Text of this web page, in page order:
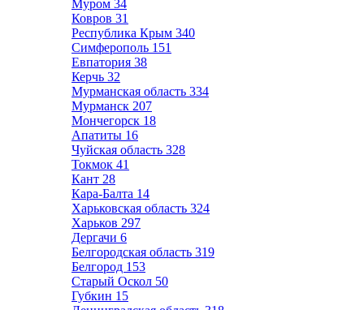
Муром 34
Ковров 31
Республика Крым 340
Симферополь 151
Евпатория 38
Керчь 32
Мурманская область 334
Мурманск 207
Мончегорск 18
Апатиты 16
Чуйская область 328
Токмок 41
Кант 28
Кара-Балта 14
Харьковская область 324
Харьков 297
Дергачи 6
Белгородская область 319
Белгород 153
Старый Оскол 50
Губкин 15